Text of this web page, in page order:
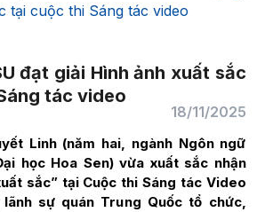
tại cuộc thi Sáng tác video
đạt giải Hình ảnh xuất sắc
tác video
18/11/2025
Linh (năm hai, ngành Ngôn ngữ
học Hoa Sen) vừa xuất sắc nhận
sắc” tại Cuộc thi Sáng tác Video
sự quán Trung Quốc tổ chức,